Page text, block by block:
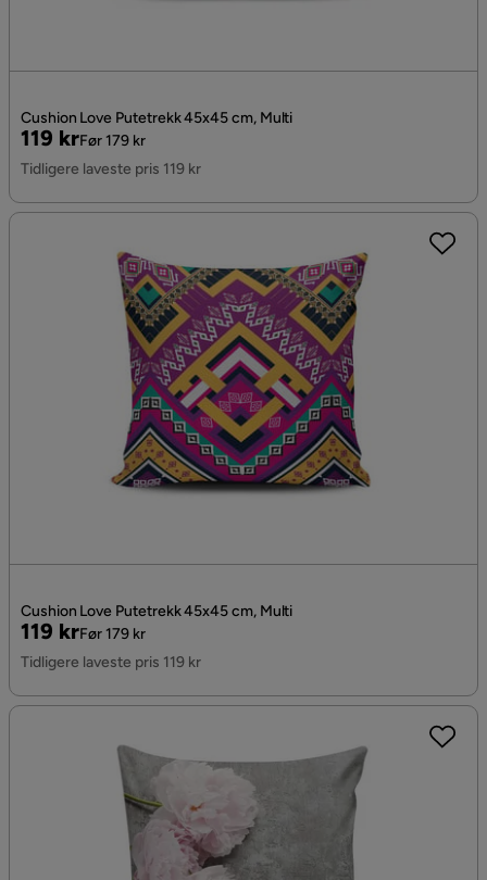
Cushion Love Putetrekk 45x45 cm, Multi
Pris
119 kr
Original
Pris
Før 179 kr
Tidligere laveste pris 119 kr
Cushion Love Putetrekk 45x45 cm, Multi
Pris
119 kr
Original
Pris
Før 179 kr
Tidligere laveste pris 119 kr